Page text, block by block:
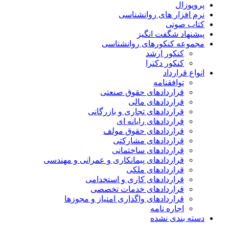
پروپوزال
نرم افزار های روانشناسی
کتاب صوتی
پیشنهاد شگفت انگیز
مجموعه کنکورهای روانشناسی
کنکور ارشد
کنکور دکترا
انواع قرارداد
توافقنامه
قراردادهای حقوق صنعتی
قراردادهای مالی
قراردادهای تجاری و بازرگانی
قراردادهای رایانه ای
قراردادهای حقوق مولف
قراردادهای مشارکتی
قراردادهای ساختمانی
قراردادهای پیمانکاری و عمرانی و مهندسی
قراردادهای ملکی
قراردادهای کاری و استخدامی
قراردادهای خدمات تخصصی
قراردادهای واگذاری امتیاز و مجوزها
اجاره نامه
دسته بندی نشده